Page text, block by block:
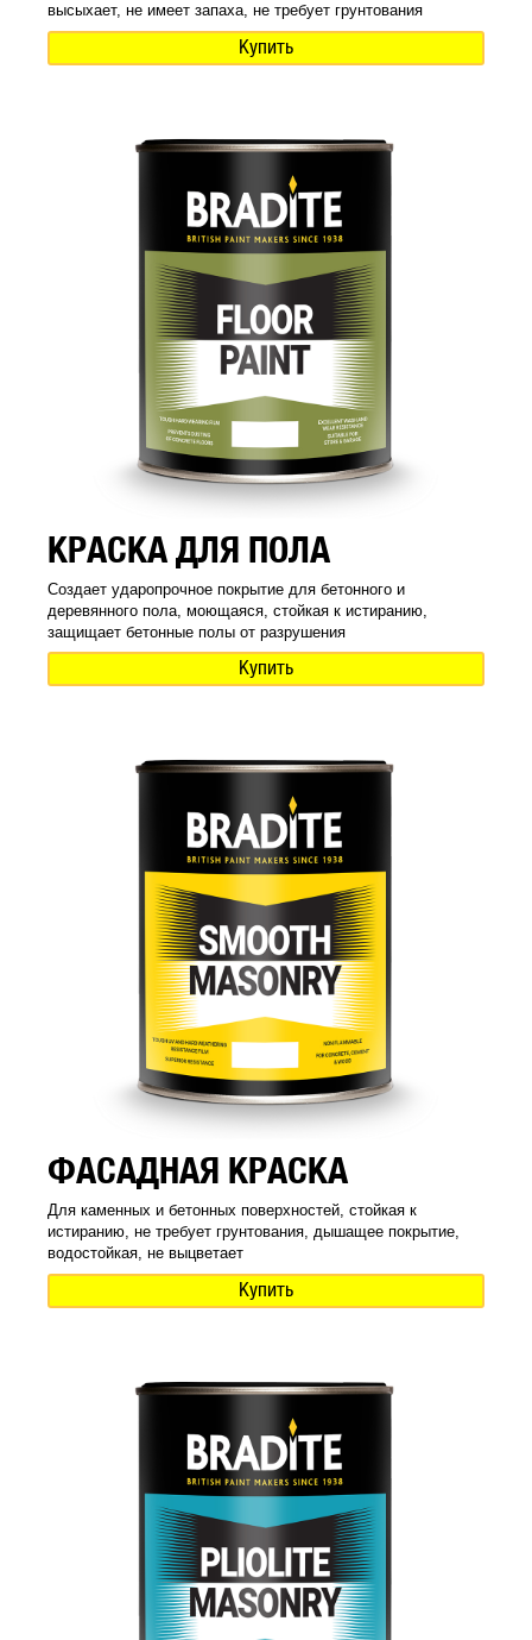
высыхает, не имеет запаха, не требует грунтования
Купить
КРАСКА ДЛЯ ПОЛА
Создает ударопрочное покрытие для бетонного и
деревянного пола, моющаяся, стойкая к истиранию,
защищает бетонные полы от разрушения
Купить
ФАСАДНАЯ КРАСКА
Для каменных и бетонных поверхностей, стойкая к
истиранию, не требует грунтования, дышащее покрытие,
водостойкая, не выцветает
Купить